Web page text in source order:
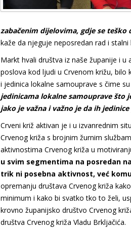
zabačenim dijelovima, gdje se
kaže da njeguje neposredan rad i
Markt hvali društva iz naše županije i
poslova kod ljudi u Crvenom križu,
i jedinica lokalne samouprave s čime
jedinicama lokalne samouprave što
jako je važna i važno je da ih
Crveni križ aktivan je i u izvanrednim
Crvenog križa s brojnim žurnim
aktivnostima Crvenog križa u
u svim segmentima na posredan
trik ni posebna aktivnost, već
opremanju društava Crvenog križa
minimum i kako bi svatko tko to želi,
krovno županijsko društvo Crvenog
društva Crvenog križa Vladu Brkljačića.